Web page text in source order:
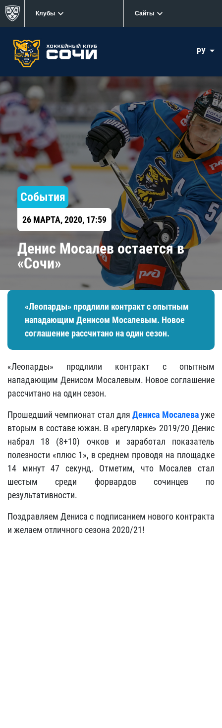
Клубы Сайты
РУ
События
26 МАРТА, 2020, 17:59
Денис Мосалев остается в
«Сочи»
«Леопарды» продлили контракт с опытным
нападающим Денисом Мосалевым. Новое
соглашение рассчитано на один сезон.
«Леопарды» продлили контракт с опытным
нападающим Денисом Мосалевым. Новое соглашение
рассчитано на один сезон.
Прошедший чемпионат стал дляДениса Мосалевауже
вторым в составе южан. В «регулярке» 2019/20 Денис
набрал 18 (8+10) очков и заработал показатель
полезности «плюс 1», в среднем проводя на площадке
14 минут 47 секунд. Отметим, что Мосалев стал
шестым среди форвардов сочинцев по
результативности.
Поздравляем Дениса с подписанием нового контракта
и желаем отличного сезона 2020/21!